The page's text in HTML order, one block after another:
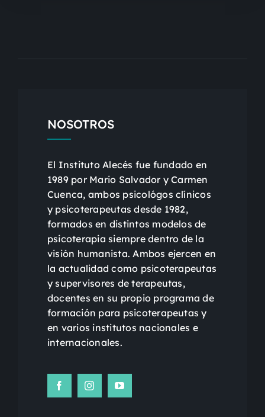
NOSOTROS
El Instituto Alecés fue fundado en
1989 por Mario Salvador y Carmen
Cuenca, ambos psicológos clínicos
y psicoterapeutas desde 1982,
formados en distintos modelos de
psicoterapia siempre dentro de la
visión humanista. Ambos ejercen en
la actualidad como psicoterapeutas
y supervisores de terapeutas,
docentes en su propio programa de
formación para psicoterapeutas y
en varios institutos nacionales e
internacionales.